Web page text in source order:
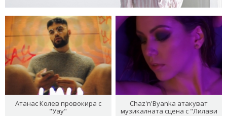
Атанас Колев провокира с
"Уау"
Chaz'n'Byanka атакуват
музикалната сцена с "Лилави